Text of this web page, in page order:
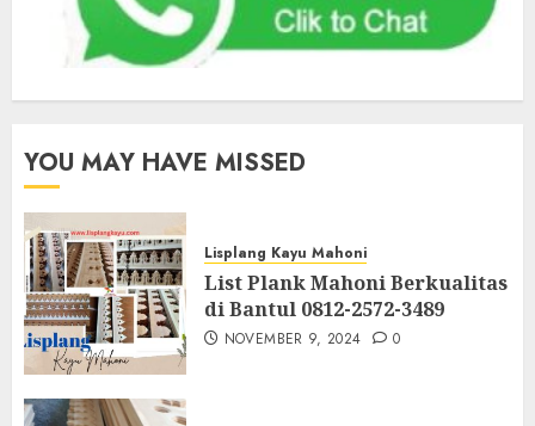
YOU MAY HAVE MISSED
Lisplang Kayu Mahoni
List Plank Mahoni Berkualitas
di Bantul 0812-2572-3489
NOVEMBER 9, 2024 0